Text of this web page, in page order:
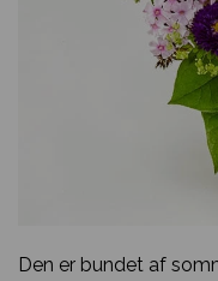
Den er bundet af